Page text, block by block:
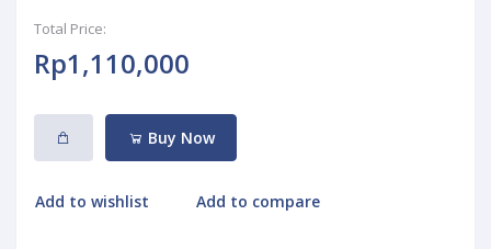
Total Price:
Rp1,110,000
Buy Now
Add to wishlist Add to compare